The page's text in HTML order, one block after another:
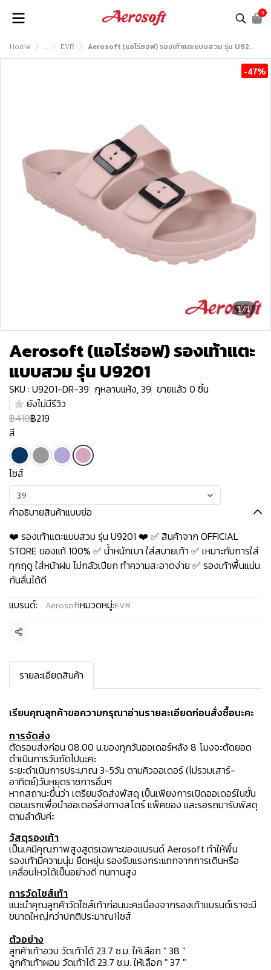
0
Home ... EVR Aerosoft (แอโร่ซอฟ) รองเท้าแตะแบบสวม รุ่น U9201
1/1
-47%
Aerosoft (แอโร่ซอฟ) รองเท้าแตะ
แบบสวม รุ่น U9201
SKU : U9201-DR-39 กุหลาบแห้ง, 39 ขายแล้ว 0 ชิ้น
ยังไม่มีรีวิว
฿410฿219
สี
ไซส์
39
คำอธิบายสินค้าแบบย่อ
❤️ รองเท้าแตะแบบสวม รุ่น U9201 ❤️ ✅ สินค้าจาก OFFICIAL
STORE ของแท้ 100% ✅ น้ำหนักเบา ใส่สบายเท้า ✅ เหมาะกับการใส่
ทุกฤดู ใส่หน้าฝน ไม่กลัวเปียก ทำความสะอาดง่าย ✅ รองเท้าพื้นแน่น
กันลื่นได้ดี
แบรนด์:
Aerosoftหมวดหมู่:EVR
แชร์
รายละเอียดสินค้า
เรียนคุณลูกค้าขอความกรุณาอ่านรายละเอียดก่อนสั่งซื้อนะคะ️
การจัดส่ง
ตัดรอบส่งก่อน 08.00 น.ของทุกวันออเดอร์หลัง 8 โมงจะตัดยอด
ดำเนินการวันถัดไปนะคะ
ระยะดำเนินการประมาณ 3-5วัน ตามคิวออเดอร์ (ไม่รวมเสาร์-
อาทิตย์)วันหยุดราชการอื่นๆ
หากสถานะขึ้นว่า เตรียมจัดส่งพัสดุ เป็นเพียงการเปิดออเดอร์ในขั้น
ตอนแรกเพื่อนำออเดอร์ส่งทางสโตร์ แพ็คของ และรอรถมารับพัสดุ
ตามลำดับค่ะ
วัสดุรองเท้า
เป็นเคมีคุณภาพสูงสูตรเฉพาะของแบรนด์ Aerosoft ทำให้พื้น
รองเท้ามีความนุ่ม ยืดหยุ่น รองรับแรงกระแทกจากการเดินหรือ
เคลื่อนไหวได้เป็นอย่างดี ทนทานสูง
การวัดไซส์เท้า
แนะนำคุณลูกค้าวัดไซส์เท้าก่อนนะคะเนื่องจากรองเท้าแบรนด์เราจะมี
ขนาดใหญ่กว่าปกติประมาณ1ไซส์
ตัวอย่าง
ลูกค้าเท้าอวบ วัดเท้าได้ 23.7 ซ.ม. ให้เลือก " 38 "
ลูกค้าเท้าผอม วัดเท้าได้ 23.7 ซ.ม. ให้เลือก " 37 "